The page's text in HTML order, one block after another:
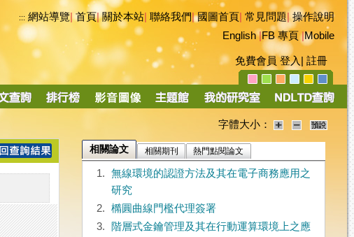
::: 網站導覽|首頁|關於本站 聯絡我們|國圖首頁 常見問題|操作說明
English|FB 專頁|Mobile
免費會員 登入 註冊
字體大小：
相關論文 相關期刊 熱門點閱論文
1.
無線環境的認證方法及其在電子商務應用之
研究
2.
橢圓曲線門檻代理簽署
3.
階層式金鑰管理及其在行動運算環境上之應